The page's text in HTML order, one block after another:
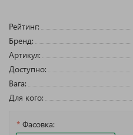
Рейтинг:
Бренд:
Артикул:
Доступно:
Вага:
Для кого:
Фасовка: